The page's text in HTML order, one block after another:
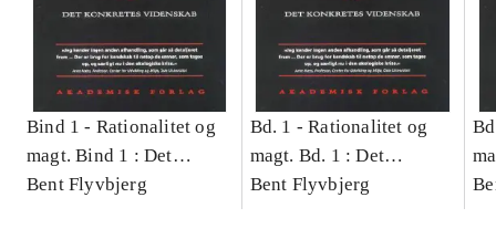
Bind 1 - Rationalitet og
magt. Bind 1 : Det
konkretes videnskab
Bent Flyvbjerg
Bd. 1 -Rationalitet og
magt. Bd. 1 : Det
konkretes videnskab
Bent Flyvbjerg